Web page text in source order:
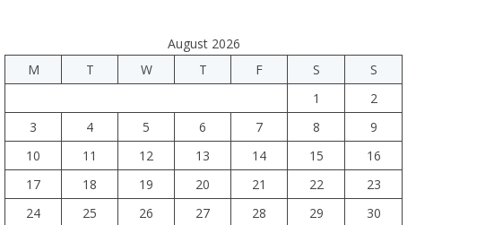
August 2026
M
T W T F S
S
1
2
3
4 5 6 7 8
9
10
11 12 13 14 15
16
17
18 19 20 21 22
23
24
25 26 27 28 29
30